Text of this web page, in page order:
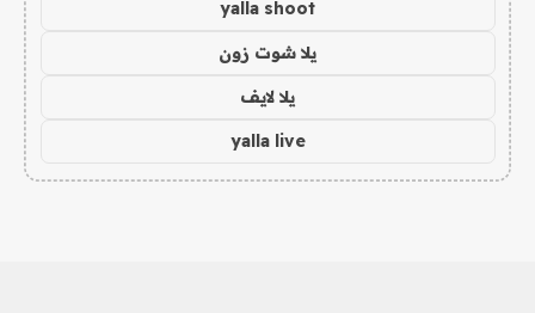
yalla shoot
يلا شوت زون
يلا لايف
yalla live